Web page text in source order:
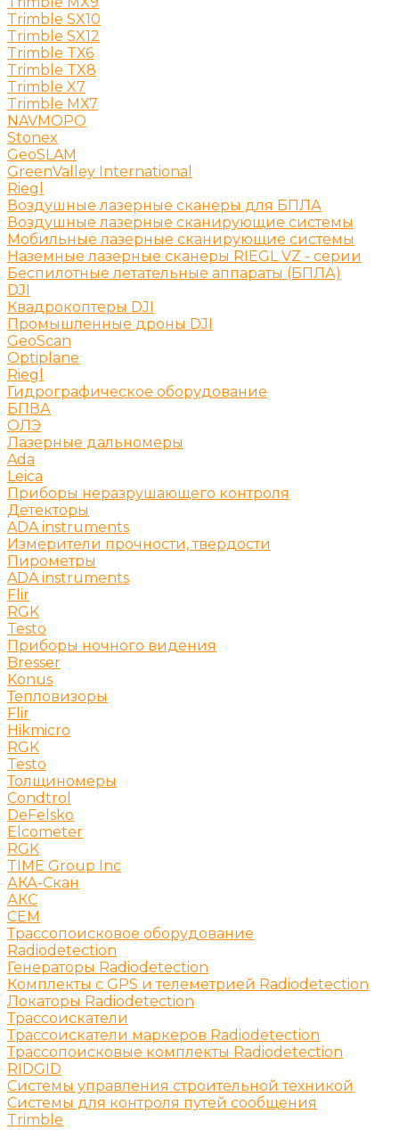
Trimble SX10
Trimble SX12
Trimble TX6
Trimble TX8
Trimble X7
Trimble МХ7
NAVMOPO
Stonex
GeoSLAM
GreenValley International
Riegl
Воздушные лазерные сканеры для БПЛА
Воздушные лазерные сканирующие системы
Мобильные лазерные сканирующие системы
Наземные лазерные сканеры RIEGL VZ - серии
Беспилотные летательные аппараты (БПЛА)
DJI
Квадрокоптеры DJI
Промышленные дроны DJI
GeoScan
Optiplane
Riegl
Гидрографическое оборудование
БПВА
ОЛЭ
Лазерные дальномеры
Ada
Leica
Приборы неразрушающего контроля
Детекторы
ADA instruments
Измерители прочности, твердости
Пирометры
ADA instruments
Flir
RGK
Testo
Приборы ночного видения
Bresser
Konus
Тепловизоры
Flir
Hikmicro
RGK
Testo
Толщиномеры
Condtrol
DeFelsko
Elcometer
RGK
TIME Group Inc
АКА-Скан
АКС
СЕМ
Трассопоисковое оборудование
Radiodetection
Генераторы Radiodetection
Комплекты с GPS и телеметрией Radiodetection
Локаторы Radiodetection
Трассоискатели
Трассоискатели маркеров Radiodetection
Трассопоисковые комплекты Radiodetection
RIDGID
Системы управления строительной техникой
Системы для контроля путей сообщения
Trimble